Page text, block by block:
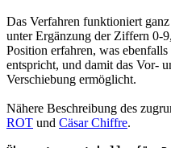
Das Verfahren funktioniert
unter Ergänzung der Ziffern 0-
Position erfahren, was
entspricht, und damit das Vor-
Verschiebung ermöglicht.
Nähere Beschreibung des
ROT und Cäsar Chiffre.